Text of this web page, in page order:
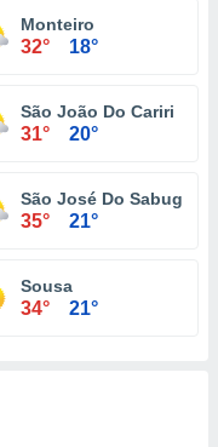
Monteiro
32° 18°
São João Do Cariri
31° 20°
São José Do Sabugi
35° 21°
Sousa
34° 21°